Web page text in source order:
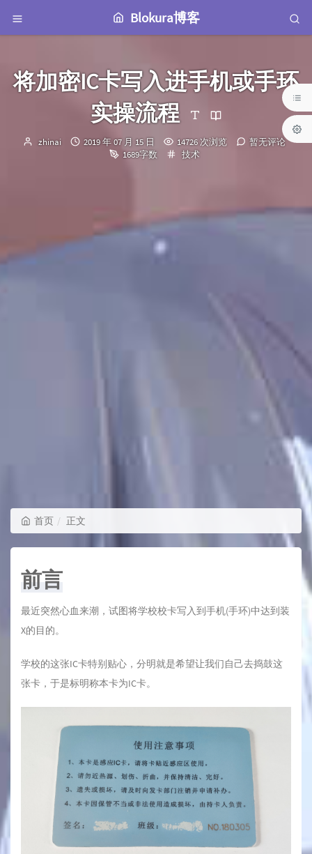
Blokura博客
将加密IC卡写入进手机或手环
实操流程
博
zhinai
发
2019 年 07 月 15 日 14726 次浏览
暂无评论
1689字数
分
技术
首页 正文
前言
最近突然心血来潮，试图将学校校卡写入到手机(手环)中达到装
X的目的。
学校的这张IC卡特别贴心，分明就是希望让我们自己去捣鼓这
张卡，于是标明称本卡为IC卡。